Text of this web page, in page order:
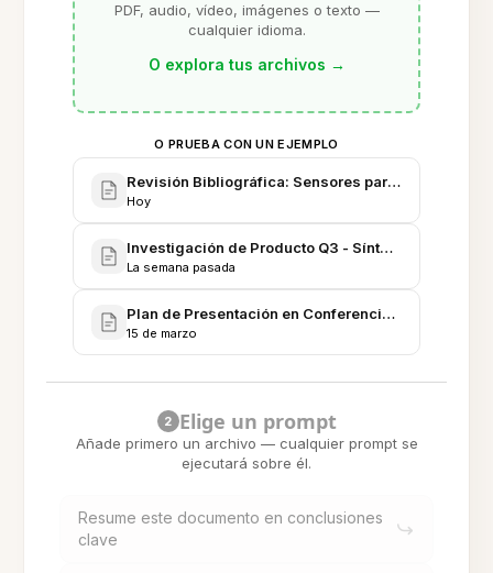
PDF, audio, vídeo, imágenes o texto —
cualquier idioma.
O explora tus archivos →
O PRUEBA CON UN EJEMPLO
Revisión Bibliográfica: Sensores para Navegación
Hoy
Investigación de Producto Q3 - Síntesis del
La semana pasada
Plan de Presentación en Conferencia: "Asistente
15 de marzo
2 Elige un prompt
Añade primero un archivo — cualquier prompt se
ejecutará sobre él.
Resume este documento en conclusiones
clave